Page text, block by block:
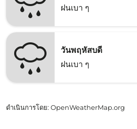
ฝนเบา ๆ
วันพฤหัสบดี
ฝนเบา ๆ
ดำเนินการโดย: OpenWeatherMap.org